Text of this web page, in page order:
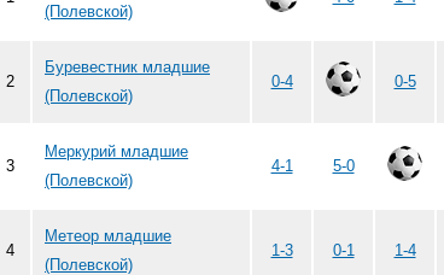
(Полевской)
2
Буревестник младшие
(Полевской)
0-4 0-5
3
Меркурий младшие
(Полевской)
4-1 5-0
4
Метеор младшие
(Полевской)
1-3 0-1 1-4